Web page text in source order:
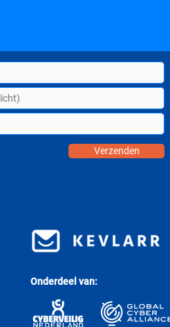
Verzenden
Onderdeel van: